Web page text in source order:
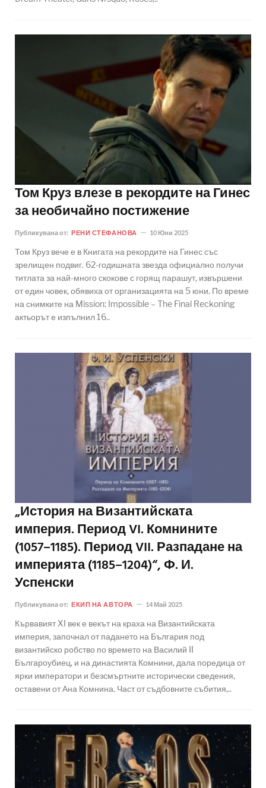
Том Круз влезе в рекордите на Гинес
за необичайно постижение
Публикувана от: РЕНИ СТЕФАНОВА 10 Юни 2025
Том Круз вече е в Книгата на рекордите на Гинес със
зрелищен подвиг. 62-годишната звезда официално получи
титлата за най-много скокове с горящ парашут, извършени
от един човек, обявиха от организацията на 5 юни. По време
на снимките на Mission: Impossible – The Final Reckoning
актьорът е изпълнил 16..
„История на Византийската
империя. Период VI. Комнините
(1057–1185). Период VII. Разпадане на
империята (1185–1204)“, Ф. И.
Успенски
Публикувана от: ЕКИП НА АВТОРА 14 Май 2025
Кървавият XI век е векът на краха на Византийската
империя, започнал от падането на България под
византийско робство по времето на Василий II
Българоубиец, и на династията Комнини, дала поредица от
ярки императори и безсмъртните исторически сведения,
оставени от Ана Комнина. Част от съдбовните събития,..